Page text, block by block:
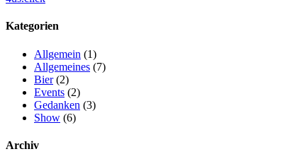
Kategorien
Allgemein (1)
Allgemeines (7)
Bier(2)
Events (2)
Gedanken (3)
Show (6)
Archiv